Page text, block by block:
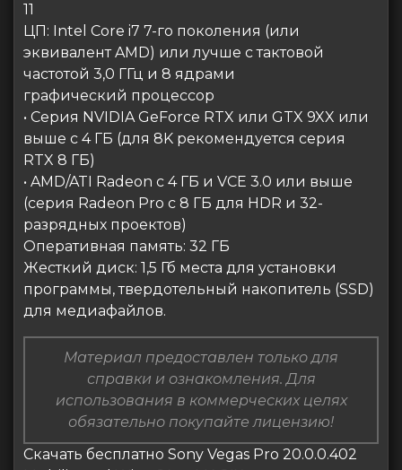
11
ЦП: Intel Core i7 7-го поколения (или
эквивалент AMD) или лучше с тактовой
частотой 3,0 ГГц и 8 ядрами
графический процессор
• Серия NVIDIA GeForce RTX или GTX 9XX или
выше с 4 ГБ (для 8K рекомендуется серия
RTX 8 ГБ)
• AMD/ATI Radeon с 4 ГБ и VCE 3.0 или выше
(серия Radeon Pro с 8 ГБ для HDR и 32-
разрядных проектов)
Оперативная память: 32 ГБ
Жесткий диск: 1,5 Гб места для установки
программы, твердотельный накопитель (SSD)
для медиафайлов.
Материал предоставлен только для
справки и ознакомления. Для
использования в коммерческих целях
обязательно покупайте лицензию!
Скачать бесплатно Sony Vegas Pro 20.0.0.402